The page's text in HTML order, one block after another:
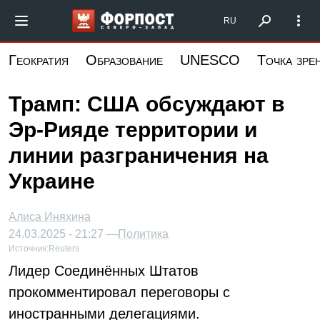
основному
Форпост Северо-Запад
RU
Геократия Образование UNESCO Точка
Трамп: США обсуждают в
Эр-Рияде территории и
линии разграничения на
Украине
Алиса Иняхина
24.03.2025 - 21:27 —Политика
Источник: Reuters
Лидер Соединённых Штатов
прокомментировал переговоры с
иностранными делегациями.